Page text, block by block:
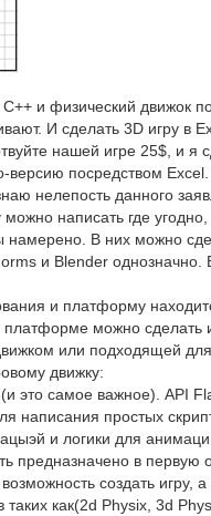
и физический движок
И сделать 3D игру в
нашей игре 25$, и я
версию посредством
нелепость данного
написать где угодно,
В них можно
и Blender однозначно.
и платформу
можно сделать
или подходящей
движку:
это самое важное). API
написания простых
и логики для
предназначено в первую
создать игру,
таких как(2d Physix, 3d